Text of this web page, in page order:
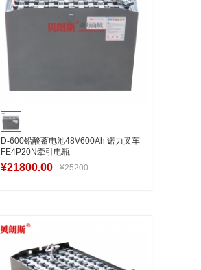
D-600铅酸蓄电池48V600Ah 诺力叉车
FE4P20N牵引电瓶
¥21800.00 ¥25200